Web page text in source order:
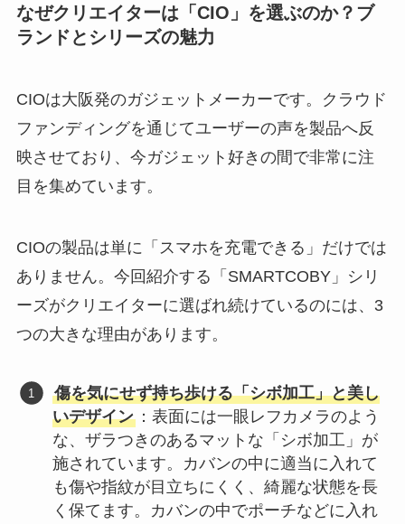
なぜクリエイターは「CIO」を選ぶのか？ブ
ランドとシリーズの魅力
CIOは大阪発のガジェットメーカーです。クラウド
ファンディングを通じてユーザーの声を製品へ反
映させており、今ガジェット好きの間で非常に注
目を集めています。
CIOの製品は単に「スマホを充電できる」だけでは
ありません。今回紹介する「SMARTCOBY」シリ
ーズがクリエイターに選ばれ続けているのには、3
つの大きな理由があります。
傷を気にせず持ち歩ける「シボ加工」と美し
いデザイン ：表面には一眼レフカメラのよう
な、ザラつきのあるマットな「シボ加工」が
施されています。カバンの中に適当に入れて
も傷や指紋が目立ちにくく、綺麗な状態を長
く保てます。カバンの中でポーチなどに入れ